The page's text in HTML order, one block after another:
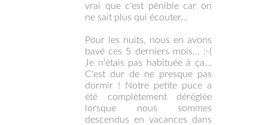
vrai que c'est pénible car on
ne sait plus qui écouter...
Pour les nuits, nous en avons
bavé ces 5 derniers mois... :-(
Je n'étais pas habituée à ça...
C'est dur de ne presque pas
dormir ! Notre petite puce a
été complètement déréglée
lorsque nous sommes
descendus en vacances dans